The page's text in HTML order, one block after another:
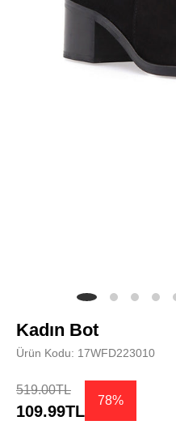
Kadın Bot
Ürün Kodu: 17WFD223010
519.00TL
109.99TL
78%